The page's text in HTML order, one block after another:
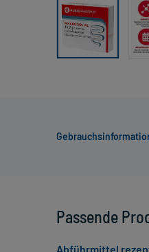
Passende
Abführmittel